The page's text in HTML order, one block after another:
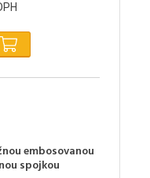
embosovanou
spojkou